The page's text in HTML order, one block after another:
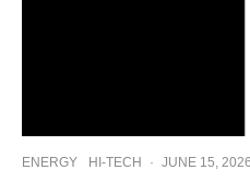
ENERGY HI-TECH · JUNE 15, 2026